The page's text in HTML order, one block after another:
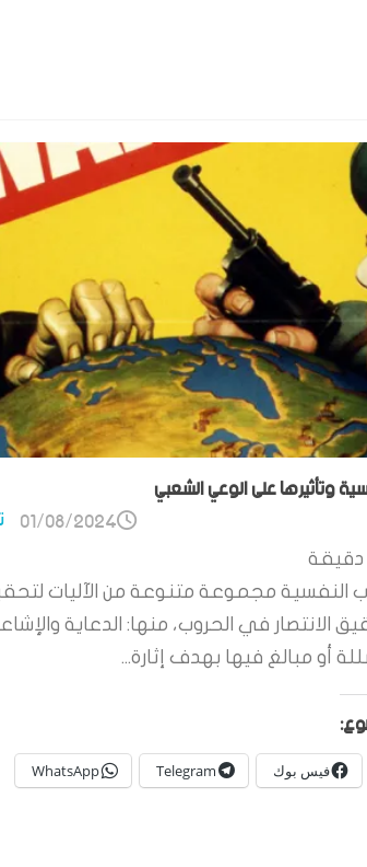
وتأثيرها على الوعي الشعبي
01/08/2024
دقيقة
النفسية مجموعة متنوعة من الآليات
الانتصار في الحروب، منها: الدعاية
أو مبالغ فيها بهدف إثارة...
فيس بوك Telegram
WhatsApp